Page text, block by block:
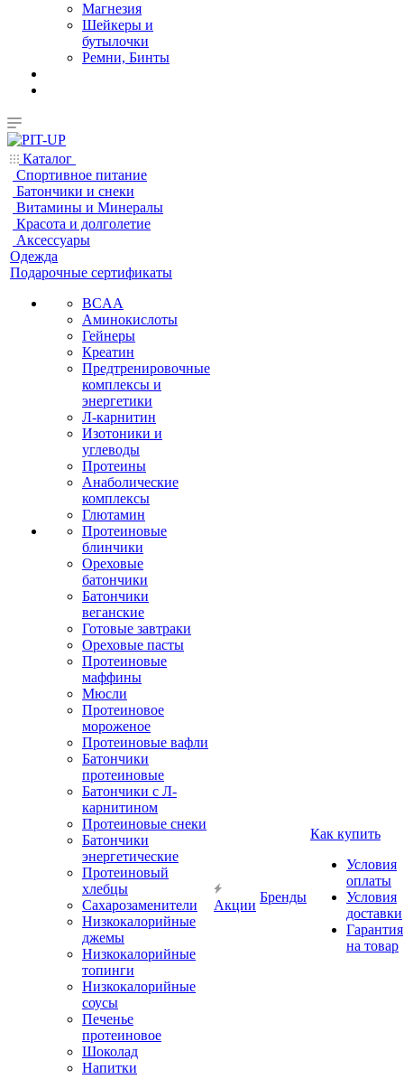
Магнезия
Шейкеры и
бутылочки
Ремни, Бинты
Каталог
Спортивное питание
Батончики и снеки
Витамины и Минералы
Красота и долголетие
Аксессуары
Одежда
Подарочные сертификаты
BCAA
Аминокислоты
Гейнеры
Креатин
Предтренировочные
комплексы и
энергетики
Л-карнитин
Изотоники и
углеводы
Протеины
Анаболические
комплексы
Глютамин
Протеиновые
блинчики
Ореховые
батончики
Батончики
веганские
Готовые завтраки
Ореховые пасты
Протеиновые
маффины
Мюсли
Протеиновое
мороженое
Протеиновые вафли
Батончики
протеиновые
Батончики с Л-
карнитином
Протеиновые снеки
Батончики
энергетические
Протеиновый
хлебцы
Сахарозаменители
Низкокалорийные
джемы
Низкокалорийные
топинги
Низкокалорийные
соусы
Печенье
протеиновое
Шоколад
Напитки
Акции
Бренды
Как купить
Условия
оплаты
Условия
доставки
Гарантия
на товар